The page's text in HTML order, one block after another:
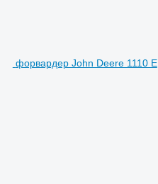
форвардер John Deere 1110 E